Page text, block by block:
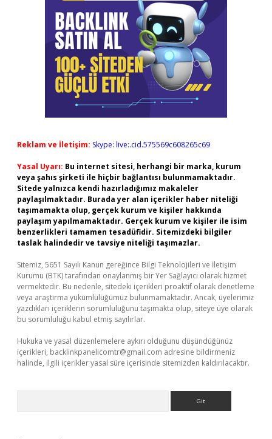
Reklam ve İletişim: Skype: live:.cid.575569c608265c69
Yasal Uyarı: Bu internet sitesi, herhangi bir marka, kurum
veya şahıs şirketi ile hiçbir bağlantısı bulunmamaktadır.
Sitede yalnızca kendi hazırladığımız makaleler
paylaşılmaktadır. Burada yer alan içerikler haber niteliği
taşımamakta olup, gerçek kurum ve kişiler hakkında
paylaşım yapılmamaktadır. Gerçek kurum ve kişiler ile isim
benzerlikleri tamamen tesadüfidir. Sitemizdeki bilgiler
taslak halindedir ve tavsiye niteliği taşımazlar.
Sitemiz, 5651 Sayılı Kanun gereğince Bilgi Teknolojileri ve İletişim
Kurumu (BTK) tarafından onaylanmış bir Yer Sağlayıcı olarak hizmet
vermektedir. Bu nedenle, sitedeki içerikleri proaktif olarak denetleme
veya araştırma yükümlülüğümüz bulunmamaktadır. Ancak, üyelerimiz
yazdıkları içeriklerin sorumluluğunu taşımakta olup, siteye üye olarak
bu sorumluluğu kabul etmiş sayılırlar.
Hukuka ve yasal düzenlemelere aykırı olduğunu düşündüğünüz
içerikleri, backlinkpanelicomtr@gmail.com adresine bildirmeniz
halinde, ilgili içerikler yasal süre içerisinde sitemizden kaldırılacaktır.